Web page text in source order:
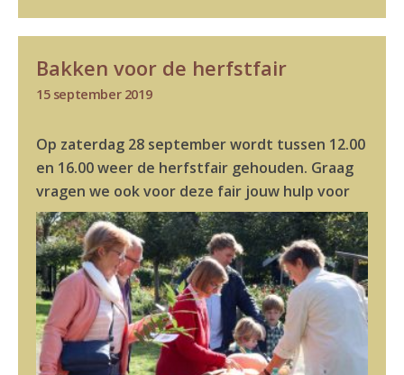
Bakken voor de herfstfair
15 september 2019
Op zaterdag 28 september wordt tussen 12.00
en 16.00 weer de herfstfair gehouden. Graag
vragen we ook voor deze fair jouw hulp voor